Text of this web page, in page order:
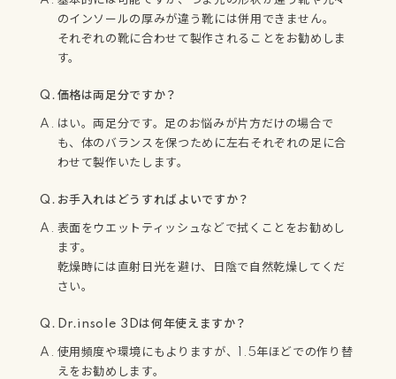
のインソールの厚みが違う靴には併用できません。
それぞれの靴に合わせて製作されることをお勧めしま
す。
価格は両足分ですか？
はい。両足分です。足のお悩みが片方だけの場合で
も、体のバランスを保つために左右それぞれの足に合
わせて製作いたします。
お手入れはどうすればよいですか？
表面をウエットティッシュなどで拭くことをお勧めし
ます。
乾燥時には直射日光を避け、日陰で自然乾燥してくだ
さい。
Dr.insole 3Dは何年使えますか？
使用頻度や環境にもよりますが、1.5年ほどでの作り替
えをお勧めします。